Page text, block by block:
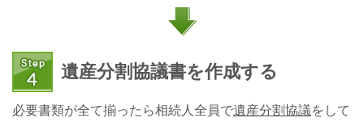
遺産分割協議書を作成する
必要書類が全て揃ったら相続人全員で遺産分割協議をして